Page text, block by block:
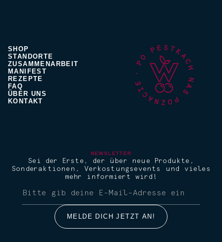
SHOP
STANDORTE
ZUSAMMENARBEIT
MANIFEST
REZEPTE
FAQ
ÜBER UNS
KONTAKT
NEWSLETTER
Sei der Erste, der über neue Produkte,
Sonderaktionen, Verkostungsevents und vieles
mehr informiert wird!